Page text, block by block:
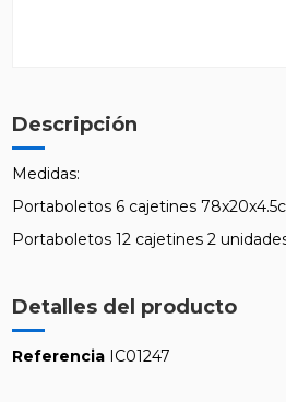
Descripción
Medidas:
Portaboletos 6 cajetines
Portaboletos 12 cajetines 2
Detalles del producto
Referencia IC01247